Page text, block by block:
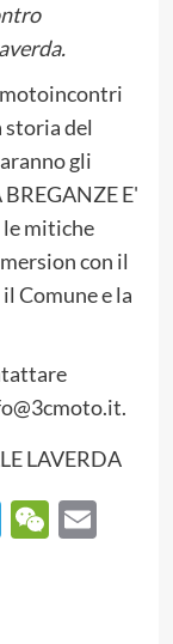
storia del
gli
E'
le mitiche
con il
Comune e la
Telegram